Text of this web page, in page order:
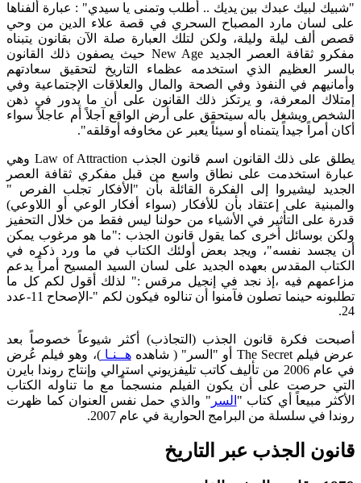
"شبيك لبيك عبدك بين يديك .. أطلب وتمنى يا سيدي" : عبارة ألفناها
على لسان مارد المصباح السحري في قصة علاء الدين من وحي
قصص ألف ليلة وليلة، ولكن لتلك العبارة صلة الآن بقانون يتبناه
مفكرو ثقافة العصر الجديد New Age حيث يصفون ذلك القانون
بالسر العظيم الذي استخدمه عظماء التاريخ لتحقيق سعادتهم
وأمانيهم في النفوذ وفي الصحة والمال والعلاقات الإجتماعية وفي
إمتلاك المعرفة، و يرتكز ذلك القانون على أن ما يدور في ذهن
الشخص ويشغل باله سيتحقق على أرض الواقع آجلاً أم عاجلاً سواء
أكان أمراً جيداً يتمناه أو سيئاً يعبر عن مخاوفه أوقلقه".
يطلق على ذلك القانون اسم قانون الجذب Law of Attraction وهي
عبارة استخدمت على نطاق واسع من قبل مفكري ثقافة العصر
الجديد ليشيروا إلى الفكرة القائلة بأن "الأفكار تجلب الفرص "
والمبنية على إعتقاد بأن للأفكار (سواء أفكار الوعي أو اللاوعي)
قدرة على التأثير في الأشياء من حولنا ليس فقط من خلال التحفيز
ولكن بوسائل أخرى كما يقول قانون الجذب :"ما هو مرغوب يمكن
أن يجسد نفسه"، ويجد بعض أولئك الكتاب في ما ورد ذكره في
الكتاب المقدس بعهده الجديد على لسان السيد المسيح أمراً يدعم
مزاعمهم فيه ،إذ نجد في إنجيل مرقس :" لذلك أقول لكم كل ما
تطلبونه حينما تصلون فآمنوا أن تنالوه فيكون لكم "-الإصحاح 11-عدد
24.
أصبحت فكرة قانون الجذب (التجاذب) أكثر شيوعاً خصوصاً بعد
عرض فيلم The Secret أو "السر" ( شاهده
هــنـا)، وهو فيلم عُرض
في عام 2006 من تأليف كاتب تليفزيوني استرالي وإنتاج روندا بايرن
التي حرصت على أن يكون الفيلم منسجماً مع ما تناوله الكتاب
الأكثر مبيعاً أي كتاب " السر " والذي حمل نفس العنوان كما ظهرت
روندا في سلسلة من البرامج الحوارية في عام 2007.
قانون الجذب عبر التاريخ